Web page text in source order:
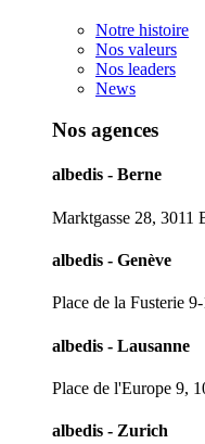
Notre histoire
Nos valeurs
Nos leaders
News
Nos agences
albedis - Berne
Marktgasse 28, 3011
albedis - Genève
Place de la Fusterie
albedis - Lausanne
Place de l'Europe 9,
albedis - Zurich